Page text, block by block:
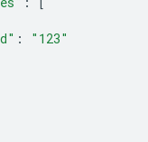
:
"123"